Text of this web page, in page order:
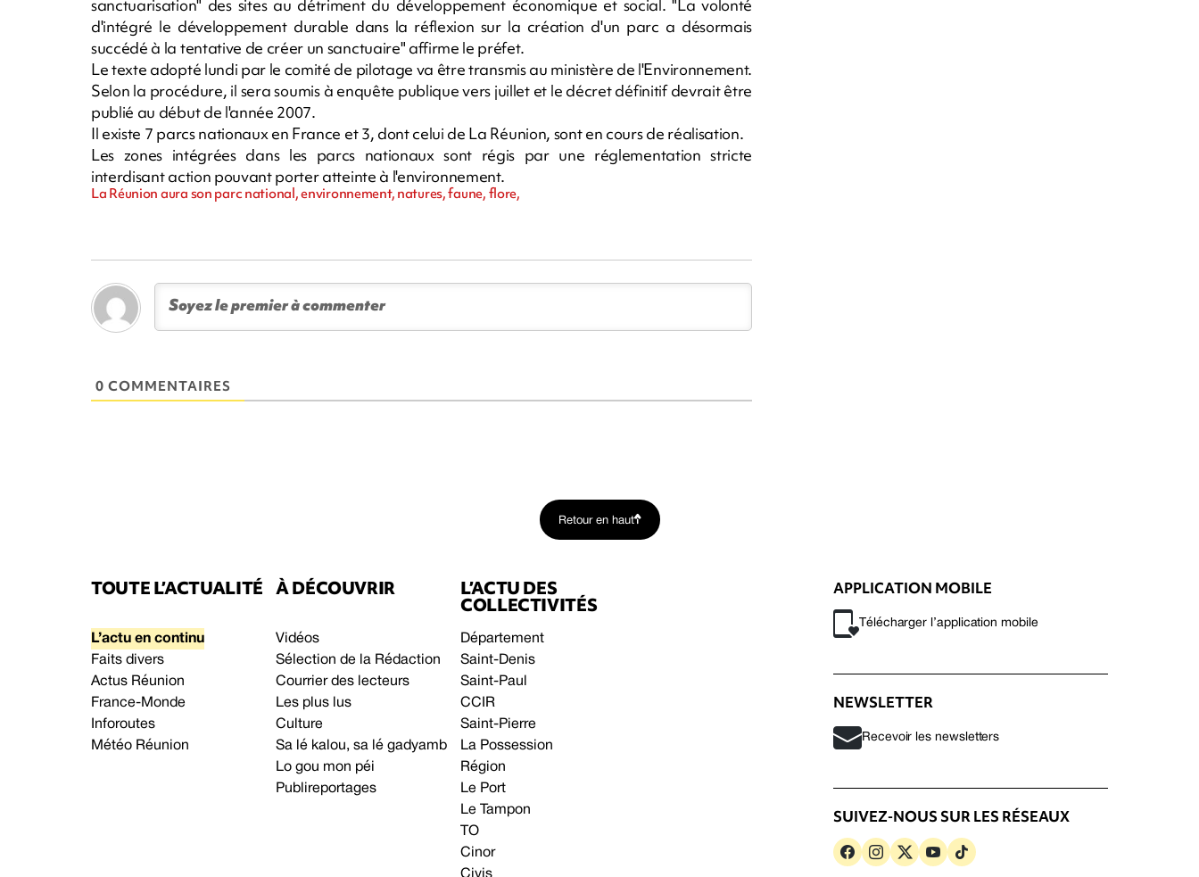
sanctuarisation" des sites au détriment du développement économique et social. "La volonté
d'intégré le développement durable dans la réflexion sur la création d'un parc a désormais
succédé à la tentative de créer un sanctuaire" affirme le préfet.
Le texte adopté lundi par le comité de pilotage va être transmis au ministère de l'Environnement.
Selon la procédure, il sera soumis à enquête publique vers juillet et le décret définitif devrait être
publié au début de l'année 2007.
Il existe 7 parcs nationaux en France et 3, dont celui de La Réunion, sont en cours de réalisation.
Les zones intégrées dans les parcs nationaux sont régis par une réglementation stricte
interdisant action pouvant porter atteinte à l'environnement.
La Réunion aura son parc national, environnement, natures, faune, flore,
0 COMMENTAIRES
Retour en haut
TOUTE L’ACTUALITÉ
L’actu en continu
Faits divers
Actus Réunion
France-Monde
Inforoutes
Météo Réunion
À DÉCOUVRIR
Vidéos
Sélection de la Rédaction
Courrier des lecteurs
Les plus lus
Culture
Sa lé kalou, sa lé gadyamb
Lo gou mon péi
Publireportages
L’ACTU DES
COLLECTIVITÉS
Département
Saint-Denis
Saint-Paul
CCIR
Saint-Pierre
La Possession
Région
Le Port
Le Tampon
TO
Cinor
Civis
APPLICATION MOBILE
Télécharger l’application mobile
NEWSLETTER
Recevoir les newsletters
SUIVEZ-NOUS SUR LES RÉSEAUX